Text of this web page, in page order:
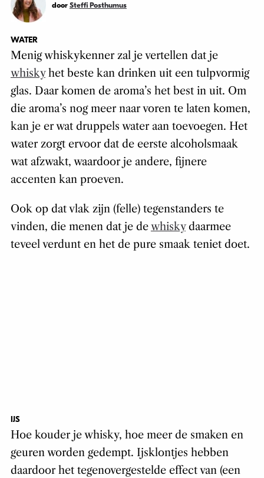
door Steffi Posthumus
WATER
Menig whiskykenner zal je vertellen dat je
whiskyhet beste kan drinken uit een tulpvormig
glas. Daar komen de aroma’s het best in uit. Om
die aroma’s nog meer naar voren te laten komen,
kan je er wat druppels water aan toevoegen. Het
water zorgt ervoor dat de eerste alcoholsmaak
wat afzwakt, waardoor je andere, fijnere
accenten kan proeven.
Ook op dat vlak zijn (felle) tegenstanders te
vinden, die menen dat je dewhiskydaarmee
teveel verdunt en het de pure smaak teniet doet.
IJS
Hoe kouder je whisky, hoe meer de smaken en
geuren worden gedempt. Ijsklontjes hebben
daardoor het tegenovergestelde effect van (een